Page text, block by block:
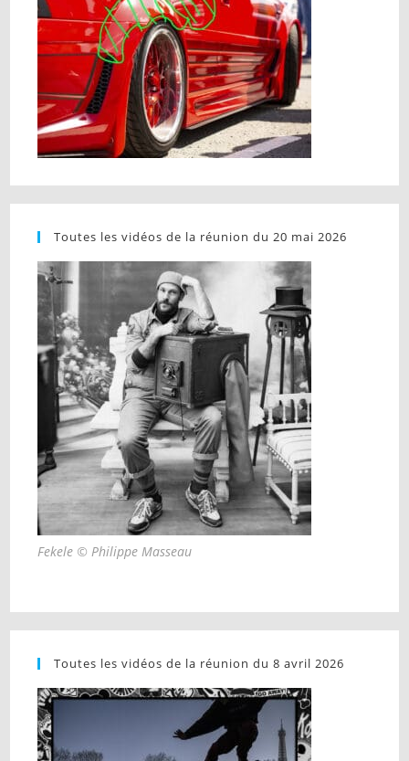
Toutes les vidéos de la réunion du 20 mai 2026
Fekele © Philippe Masseau
Toutes les vidéos de la réunion du 8 avril 2026